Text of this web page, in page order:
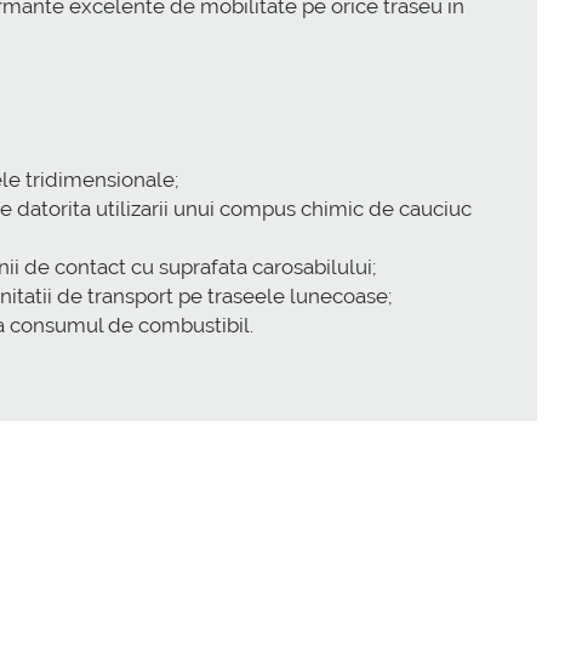
excelente de mobilitate pe orice traseu in
tridimensionale;
datorita utilizarii unui compus chimic de cauciuc
de contact cu suprafata carosabilului;
de transport pe traseele lunecoase;
consumul de combustibil.